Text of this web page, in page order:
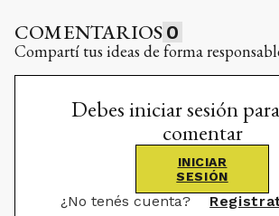
COMENTARIOS 0
Compartí tus ideas de forma
Debes iniciar sesión
comentar
INICIAR
SESIÓN
¿No tenés cuenta?